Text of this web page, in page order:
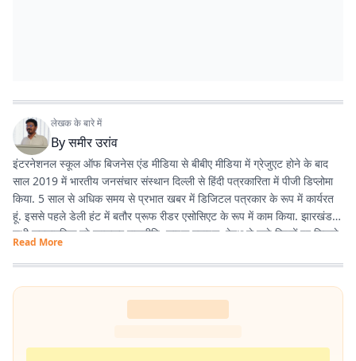
लेखक के बारे में
Byसमीर उरांव
इंटरनेशनल स्कूल ऑफ बिजनेस एंड मीडिया से बीबीए मीडिया में ग्रेजुएट होने के बाद
साल 2019 में भारतीय जनसंचार संस्थान दिल्ली से हिंदी पत्रकारिता में पीजी डिप्लोमा
किया. 5 साल से अधिक समय से प्रभात खबर में डिजिटल पत्रकार के रूप में कार्यरत
हूं. इससे पहले डेली हंट में बतौर प्रूफ रीडर एसोसिएट के रूप में काम किया. झारखंड के
सभी समसामयिक मुद्दे खासकर राजनीति, लाइफ स्टाइल, हेल्थ से जुड़े विषयों पर लिखने
और पढ़ने में गहरी रुचि है. तीन साल से अधिक समय से झारखंड डेस्क पर काम कर रहा
हूं. फिर लंबे समय तक लाइफ स्टाइल के क्षेत्र में भी काम किया हूं. इसके अलावा स्पोर्ट्स
में भी गहरी रुचि है.
Read More